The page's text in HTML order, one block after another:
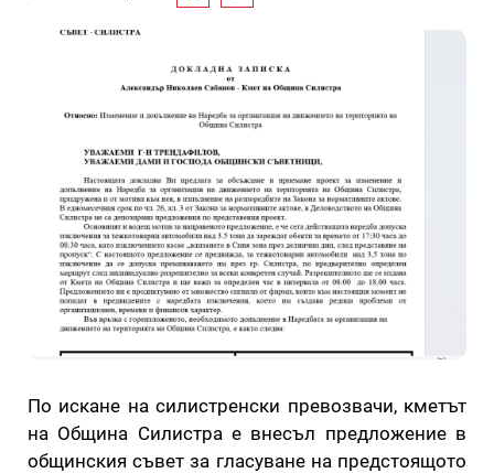
По искане на силистренски превозвачи, кметът
на Община Силистра е внесъл предложение в
общинския съвет за гласуване на предстоящото